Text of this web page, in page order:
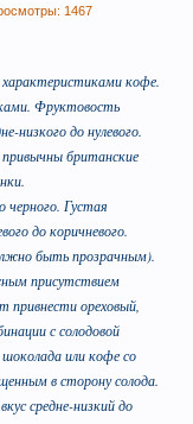
помогает
нужный
системы.
1467
кофе.
Фруктовость
низкого до нулевого.
привычны британские
черного. Густая
до коричневого.
быть прозрачным).
присутствием
ореховый,
с солодовой
или кофе со
в сторону солода.
средне-низкий до